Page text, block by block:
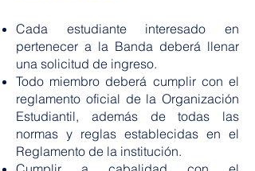
Cada estudiante interesado en
pertenecer a la Banda deberá llenar
una solicitud de ingreso.
Todo miembro deberá cumplir con el
reglamento oficial de la Organización
Estudiantil, además de todas las
normas y reglas establecidas en el
Reglamento de la institución.